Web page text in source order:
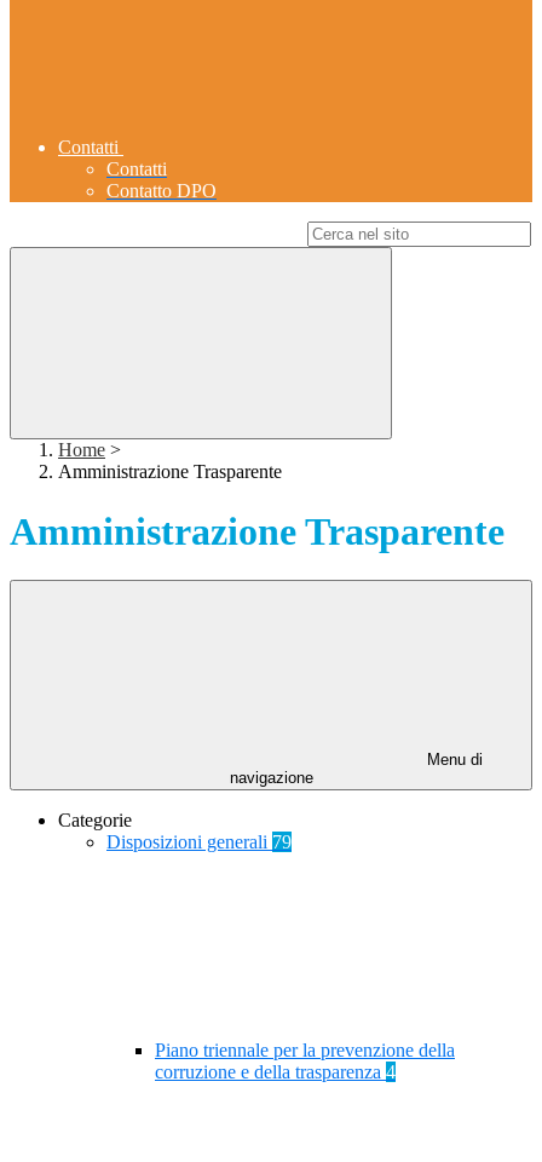
Contatti
Contatti
Contatto DPO
Home >
Amministrazione Trasparente
Amministrazione Trasparente
Menu di
navigazione
Categorie
Disposizioni generali 79
Piano triennale per la prevenzione della
corruzione e della trasparenza 4